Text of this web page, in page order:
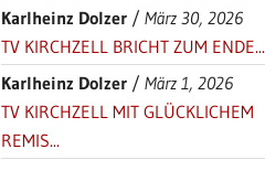
Karlheinz Dolzer /März 30, 2026
TV KIRCHZELL BRICHT ZUM ENDE...
Karlheinz Dolzer /März 1, 2026
TV KIRCHZELL MIT GLÜCKLICHEM
REMIS...